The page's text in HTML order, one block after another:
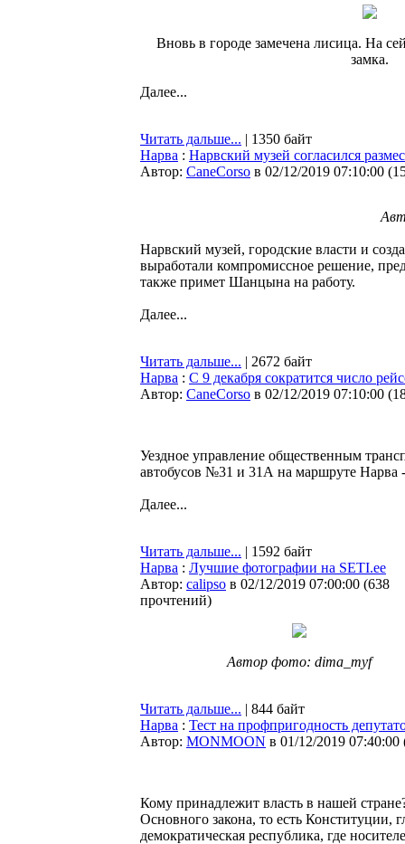
Вновь в городе замечена лисица. На
замка.
Далее...
Читать дальше... | 1350 байт
Нарва : Нарвский музей согласился
Автор: CaneCorso в 02/12/2019 07:10:00 (
Нарвский музей, городские власти и
выработали компромиссное решение,
также примет Шанцына на работу.
Далее...
Читать дальше... | 2672 байт
Нарва : С 9 декабря сократится число
Автор: CaneCorso в 02/12/2019 07:10:00 (
Уездное управление общественным
автобусов №31 и 31А на маршруте Нарва
Далее...
Читать дальше... | 1592 байт
Нарва : Лучшие фотографии на SETI.ee
Автор: calipso в 02/12/2019 07:00:00 (638
прочтений)
Автор фото: dima_myf
Читать дальше... | 844 байт
Нарва : Тест на профпригодность
Автор: MONMOON в 01/12/2019 07:40:00
Кому принадлежит власть в нашей
Основного закона, то есть Конституции,
демократическая республика, где